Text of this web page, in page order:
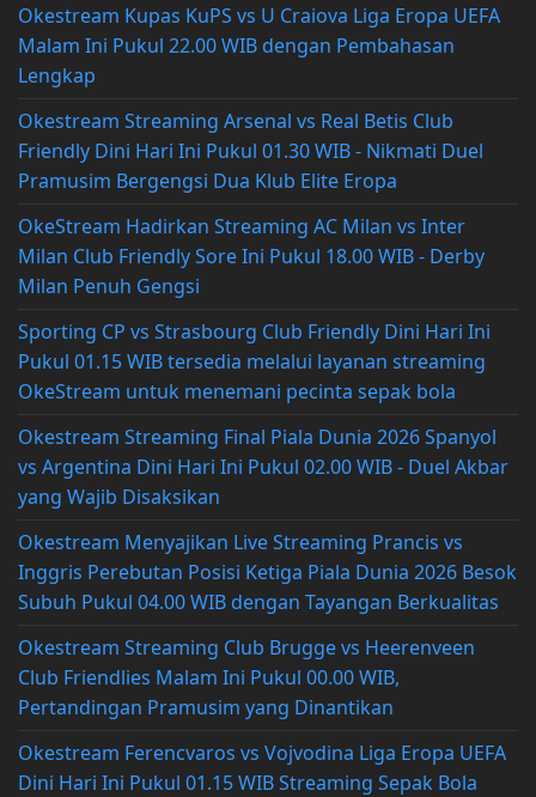
Okestream Kupas KuPS vs U Craiova Liga Eropa UEFA
Malam Ini Pukul 22.00 WIB dengan Pembahasan
Lengkap
Okestream Streaming Arsenal vs Real Betis Club
Friendly Dini Hari Ini Pukul 01.30 WIB - Nikmati Duel
Pramusim Bergengsi Dua Klub Elite Eropa
OkeStream Hadirkan Streaming AC Milan vs Inter
Milan Club Friendly Sore Ini Pukul 18.00 WIB - Derby
Milan Penuh Gengsi
Sporting CP vs Strasbourg Club Friendly Dini Hari Ini
Pukul 01.15 WIB tersedia melalui layanan streaming
OkeStream untuk menemani pecinta sepak bola
Okestream Streaming Final Piala Dunia 2026 Spanyol
vs Argentina Dini Hari Ini Pukul 02.00 WIB - Duel Akbar
yang Wajib Disaksikan
Okestream Menyajikan Live Streaming Prancis vs
Inggris Perebutan Posisi Ketiga Piala Dunia 2026 Besok
Subuh Pukul 04.00 WIB dengan Tayangan Berkualitas
Okestream Streaming Club Brugge vs Heerenveen
Club Friendlies Malam Ini Pukul 00.00 WIB,
Pertandingan Pramusim yang Dinantikan
Okestream Ferencvaros vs Vojvodina Liga Eropa UEFA
Dini Hari Ini Pukul 01.15 WIB Streaming Sepak Bola